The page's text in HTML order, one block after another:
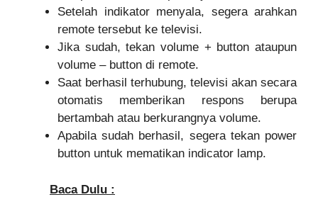
Setelah indikator menyala, segera arahkan
remote tersebut ke televisi.
Jika sudah, tekan volume + button ataupun
volume – button di remote.
Saat berhasil terhubung, televisi akan secara
otomatis memberikan respons berupa
bertambah atau berkurangnya volume.
Apabila sudah berhasil, segera tekan power
button untuk mematikan indicator lamp.
Baca Dulu :